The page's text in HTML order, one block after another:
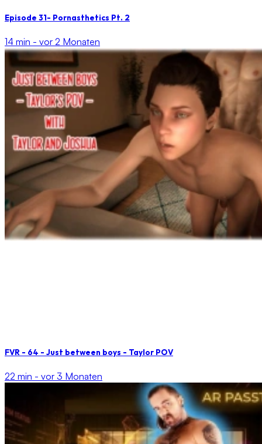
Episode 31- Pornasthetics Pt. 2
14 min - vor 2 Monaten
FVR - 64 - Just between boys - Taylor POV
22 min - vor 3 Monaten